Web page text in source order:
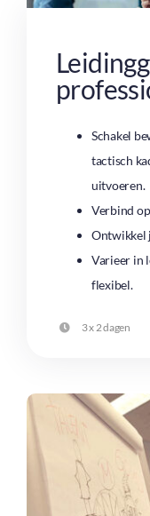
Schakel
tactisch
uitvoeren.
Verbind
Ontwikkel
Varieer in
flexibel.
3 x 2 dagen